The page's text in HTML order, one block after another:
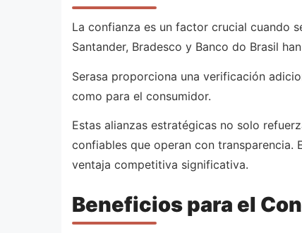
La confianza es un factor crucial cuando
Santander, Bradesco y Banco do Brasil
Serasa proporciona una verificación
como para el consumidor.
Estas alianzas estratégicas no solo
confiables que operan con transparencia.
ventaja competitiva significativa.
Beneficios para el